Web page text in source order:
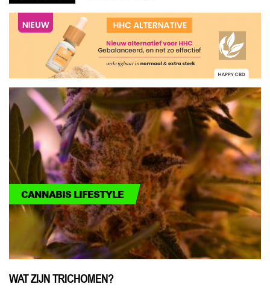
CANNABIS LIFESTYLE
WAT ZIJN TRICHOMEN?